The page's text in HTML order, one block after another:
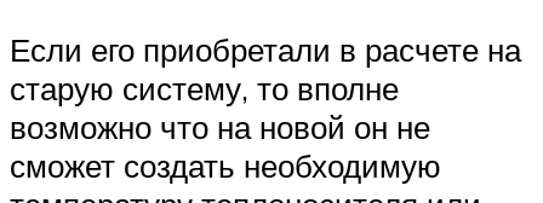
Если его приобретали в расчете на
старую систему, то вполне
возможно что на новой он не
сможет создать необходимую